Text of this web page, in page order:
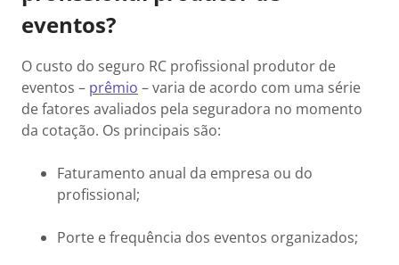
eventos?
O custo do seguro RC profissional produtor de
eventos – prêmio – varia de acordo com uma série
de fatores avaliados pela seguradora no momento
da cotação. Os principais são:
Faturamento anual da empresa ou do
profissional;
Porte e frequência dos eventos organizados;